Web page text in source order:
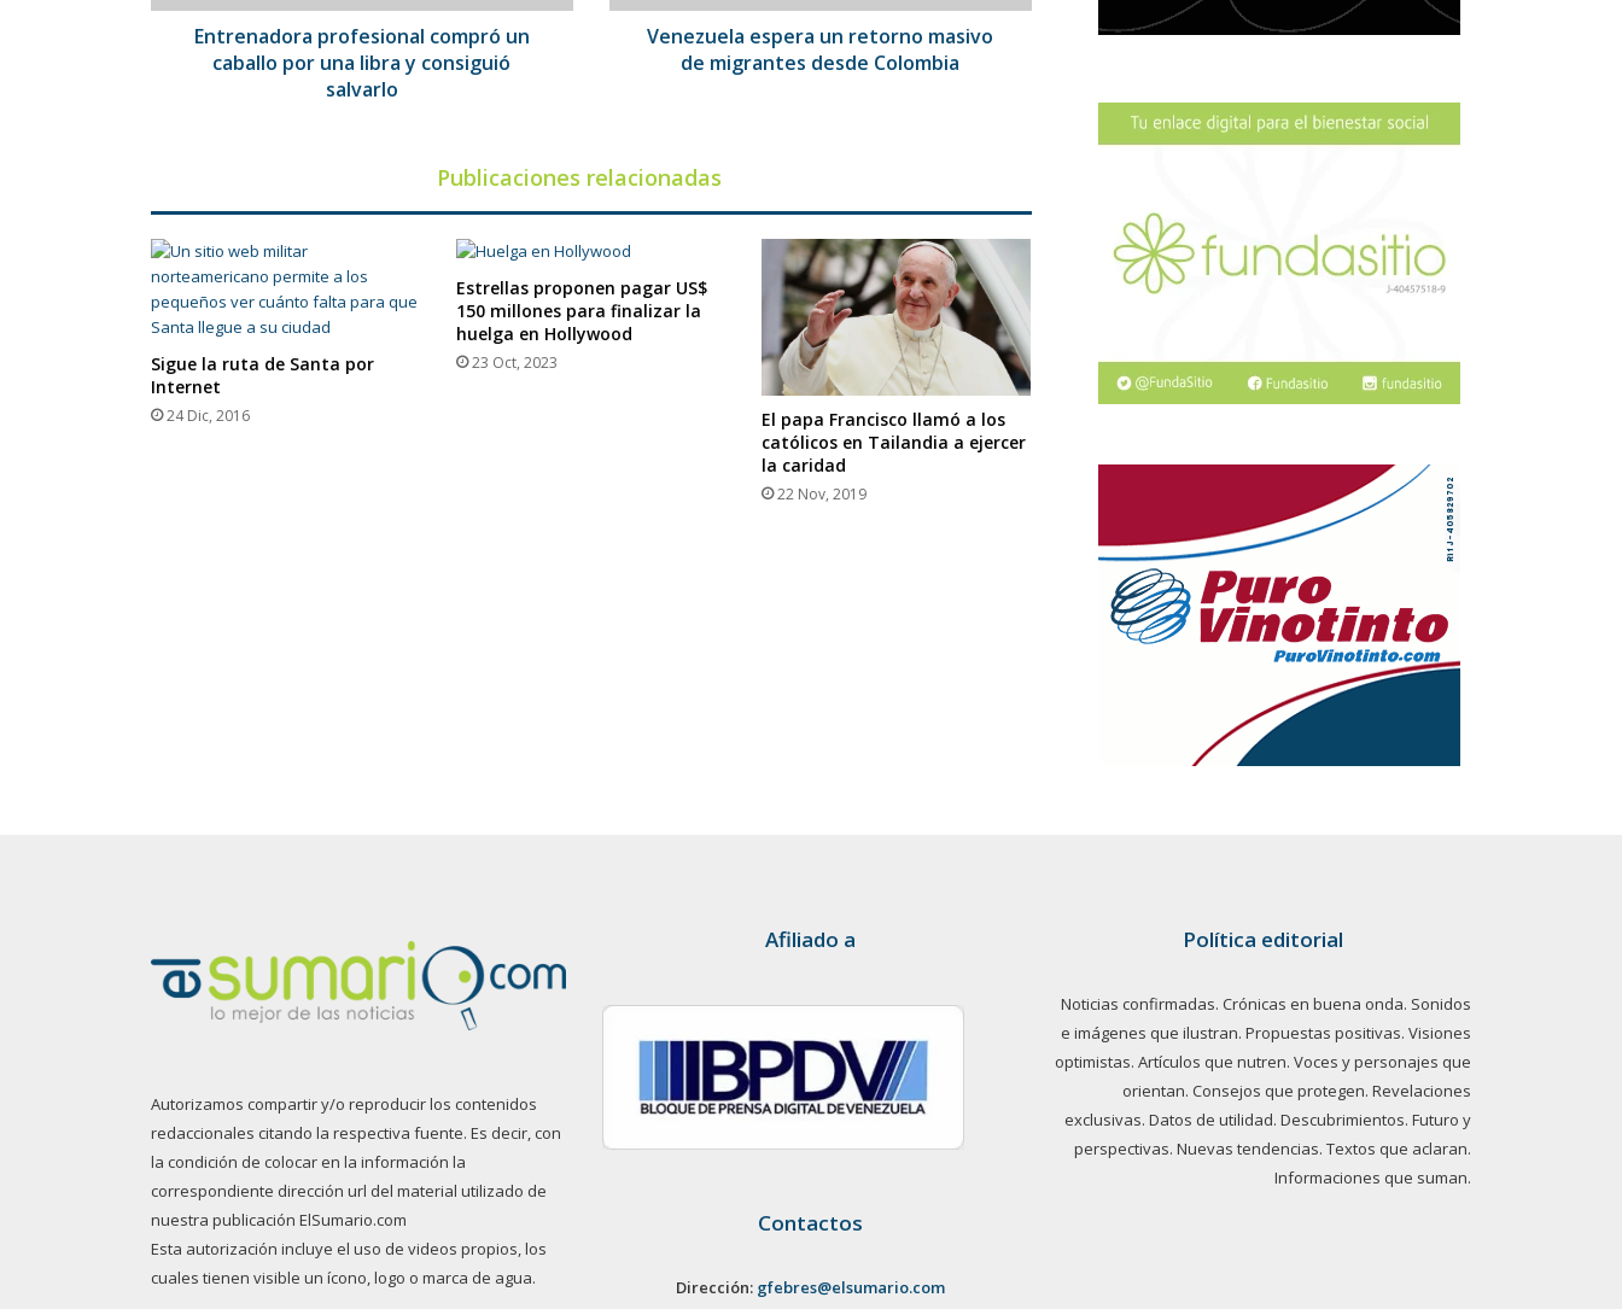
y
consiguióEntrenadora profesional compró un
caballo por una libra y consiguió
salvarlo
Colombia
Venezuela espera un retorno masivo
de migrantes desde Colombia
Publicaciones relacionadas
Sigue la ruta de Santa por
Internet
24 Dic, 2016
Estrellas proponen pagar US$
150 millones para finalizar la
huelga en Hollywood
23 Oct, 2023
El papa Francisco llamó a los
católicos en Tailandia a ejercer
la caridad
22 Nov, 2019
Autorizamos compartir y/o reproducir los contenidos
redaccionales citando la respectiva fuente. Es decir, con
la condición de colocar en la información la
correspondiente dirección url del material utilizado de
nuestra publicación ElSumario.com
Esta autorización incluye el uso de videos propios, los
cuales tienen visible un ícono, logo o marca de agua.
Afiliado a
Contactos
Dirección: gfebres@elsumario.com
Política editorial
Noticias confirmadas. Crónicas en buena onda. Sonidos
e imágenes que ilustran. Propuestas positivas. Visiones
optimistas. Artículos que nutren. Voces y personajes que
orientan. Consejos que protegen. Revelaciones
exclusivas. Datos de utilidad. Descubrimientos. Futuro y
perspectivas. Nuevas tendencias. Textos que aclaran.
Informaciones que suman.